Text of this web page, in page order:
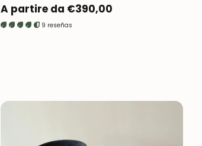
Prezzo
normale
A partire da €390,00
9 reseñas